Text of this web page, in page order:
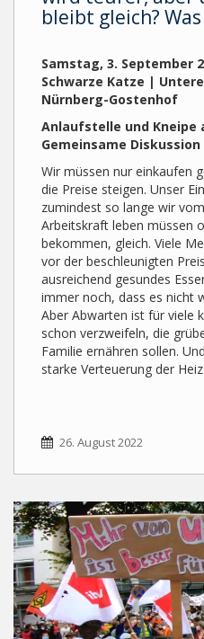
bleibt gleich?
Samstag, 3. September
Schwarze Katze |
Nürnberg-Gostenhof
Anlaufstelle und Kneipe
Gemeinsame Diskussion
Wir müssen nur einkaufen
die Preise steigen. Unser
zumindest so lange wir
Arbeitskraft leben müssen
bekommen, gleich. Viele
vor der beschleunigten
ausreichend gesundes
immer noch, dass es nicht
Aber Abwarten ist für viele
schon verzweifeln, die
Familie ernähren sollen.
starke Verteuerung der
26. August 2022